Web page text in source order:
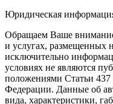
Юридическая
Обращаем Ваше внимание
и услугах, размещенных
исключительно
условиях не являются
положениями Статьи 437
Федерации. Данные об
вида, характеристики,